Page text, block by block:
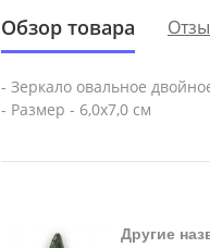
Обзор товара
- Зеркало овальное
- Размер - 6,0х7,0 см
Другие